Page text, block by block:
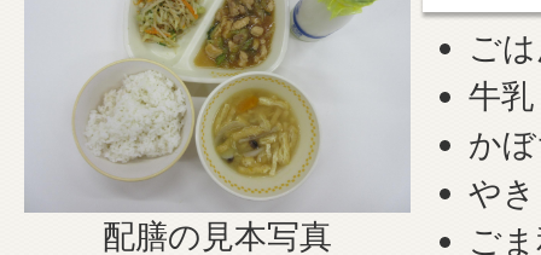
配膳の見本写真
ご
牛乳
か
や
ご